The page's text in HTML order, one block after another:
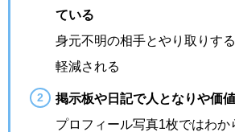
ている
身元不明の相手とやり取りす
軽減される
掲示板や日記で人となりや価
プロフィール写真1枚ではわか